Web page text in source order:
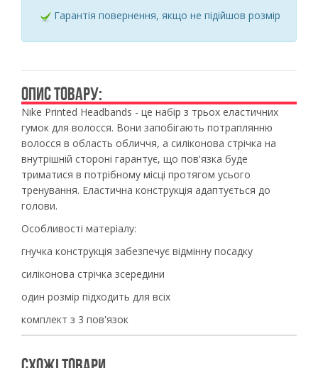
Гарантія повернення, якщо не підійшов розмір
ОПИС ТОВАРУ:
Nike Printed Headbands - це набір з трьох еластичних
гумок для волосся. Вони запобігають потраплянню
волосся в область обличчя, а силіконова стрічка на
внутрішній стороні гарантує, що пов'язка буде
триматися в потрібному місці протягом усього
тренування. Еластична конструкція адаптується до
голови.
Особливості матеріалу:
гнучка конструкція забезпечує відмінну посадку
силіконова стрічка зсередини
один розмір підходить для всіх
комплект з 3 пов'язок